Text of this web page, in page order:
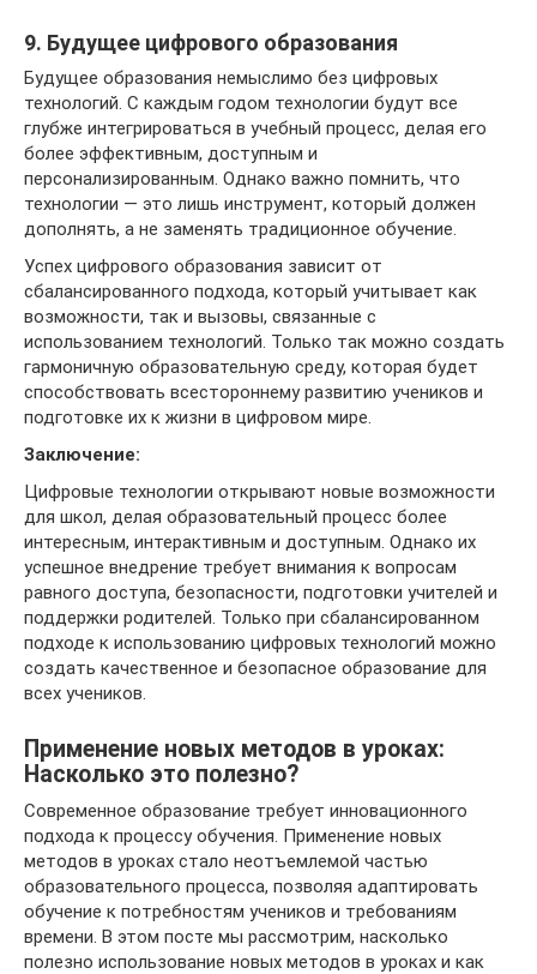
9. Будущее цифрового образования
Будущее образования немыслимо без цифровых
технологий. С каждым годом технологии будут все
глубже интегрироваться в учебный процесс, делая его
более эффективным, доступным и
персонализированным. Однако важно помнить, что
технологии — это лишь инструмент, который должен
дополнять, а не заменять традиционное обучение.
Успех цифрового образования зависит от
сбалансированного подхода, который учитывает как
возможности, так и вызовы, связанные с
использованием технологий. Только так можно создать
гармоничную образовательную среду, которая будет
способствовать всестороннему развитию учеников и
подготовке их к жизни в цифровом мире.
Заключение:
Цифровые технологии открывают новые возможности
для школ, делая образовательный процесс более
интересным, интерактивным и доступным. Однако их
успешное внедрение требует внимания к вопросам
равного доступа, безопасности, подготовки учителей и
поддержки родителей. Только при сбалансированном
подходе к использованию цифровых технологий можно
создать качественное и безопасное образование для
всех учеников.
Применение новых методов в уроках:
Насколько это полезно?
Современное образование требует инновационного
подхода к процессу обучения. Применение новых
методов в уроках стало неотъемлемой частью
образовательного процесса, позволяя адаптировать
обучение к потребностям учеников и требованиям
времени. В этом посте мы рассмотрим, насколько
полезно использование новых методов в уроках и как